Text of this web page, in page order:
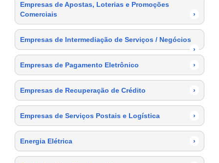
Empresas de Apostas, Loterias e Promoções
Comerciais
›
Empresas de Intermediação de Serviços / Negócios
›
Empresas de Pagamento Eletrônico
›
Empresas de Recuperação de Crédito ›
Empresas de Serviços Postais e Logística ›
Energia Elétrica ›